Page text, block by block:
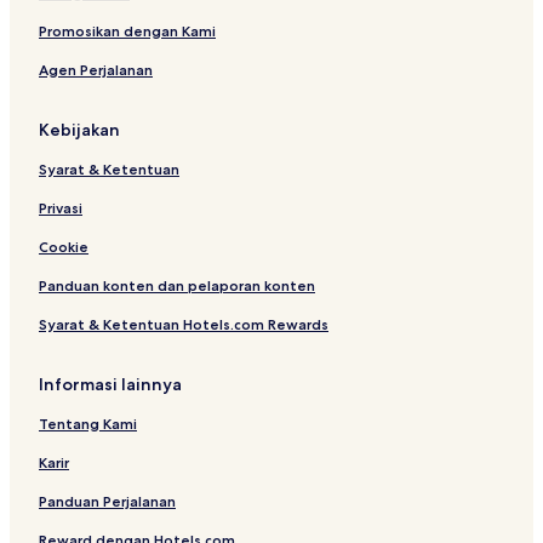
e
Promosikan dengan Kami
Agen Perjalanan
Kebijakan
Syarat & Ketentuan
Privasi
Cookie
Panduan konten dan pelaporan konten
Syarat & Ketentuan Hotels.com Rewards
Informasi lainnya
Tentang Kami
Karir
Panduan Perjalanan